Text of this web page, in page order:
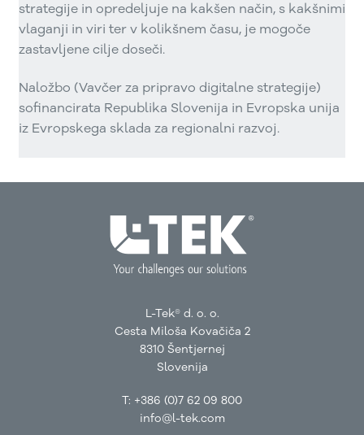
strategije in opredeljuje na kakšen način, s kakšnimi
vlaganji in viri ter v kolikšnem času, je mogoče
zastavljene cilje doseči.
Naložbo (Vavčer za pripravo digitalne strategije)
sofinancirata Republika Slovenija in Evropska unija
iz Evropskega sklada za regionalni razvoj.
L-Tek® d. o. o.
Cesta Miloša Kovačiča 2
8310 Šentjernej
Slovenija
T: +386 (0)7 62 09 800
info@l-tek.com